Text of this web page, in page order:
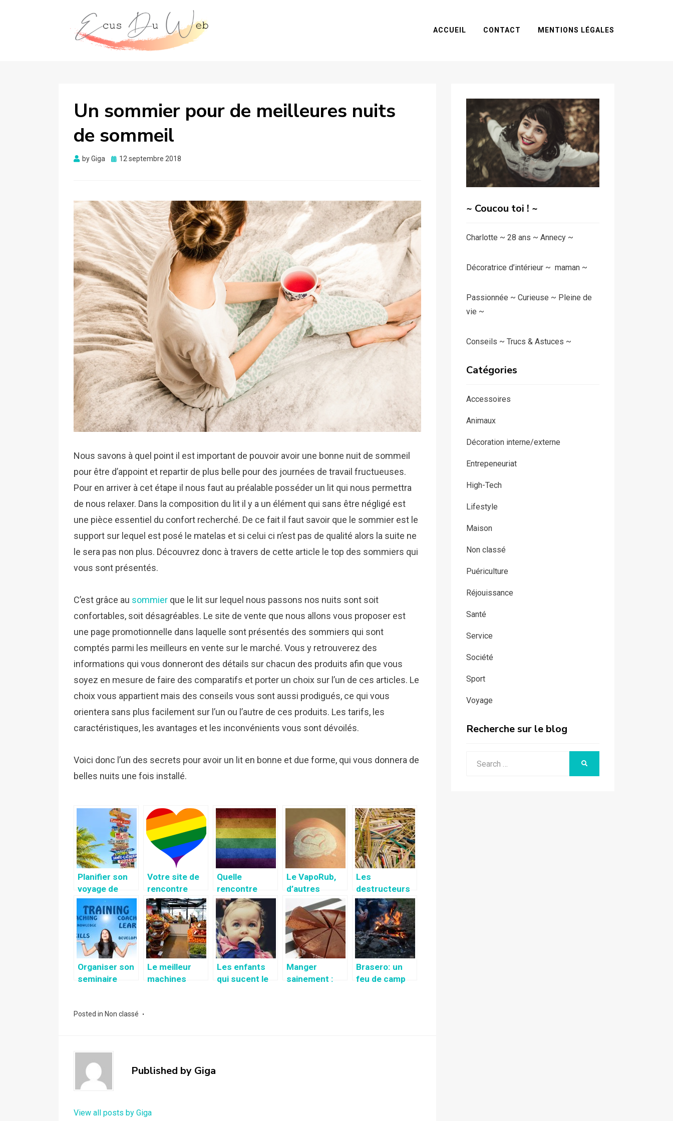
ACCUEIL CONTACT MENTIONS LÉGALES
Un sommier pour de meilleures nuits
de sommeil
byGiga
Posted
12 septembre 2018
Nous savons à quel point il est important de pouvoir avoir une bonne nuit de sommeil
pour être d’appoint et repartir de plus belle pour des journées de travail fructueuses.
Pour en arriver à cet étape il nous faut au préalable posséder un lit qui nous permettra
de nous relaxer. Dans la composition du lit il y a un élément qui sans être négligé est
une pièce essentiel du confort recherché. De ce fait il faut savoir que le sommier est le
support sur lequel est posé le matelas et si celui ci n’est pas de qualité alors la suite ne
le sera pas non plus. Découvrez donc à travers de cette article le top des sommiers qui
vous sont présentés.
C’est grâce au sommier que le lit sur lequel nous passons nos nuits sont soit
confortables, soit désagréables. Le site de vente que nous allons vous proposer est
une page promotionnelle dans laquelle sont présentés des sommiers qui sont
comptés parmi les meilleurs en vente sur le marché. Vous y retrouverez des
informations qui vous donneront des détails sur chacun des produits afin que vous
soyez en mesure de faire des comparatifs et porter un choix sur l’un de ces articles. Le
choix vous appartient mais des conseils vous sont aussi prodigués, ce qui vous
orientera sans plus facilement sur l’un ou l’autre de ces produits. Les tarifs, les
caractéristiques, les avantages et les inconvénients vous sont dévoilés.
Voici donc l’un des secrets pour avoir un lit en bonne et due forme, qui vous donnera de
belles nuits une fois installé.
Planifier son
voyage de
noces
Votre site de
rencontre
transexuelle
Quelle
rencontre
transexuelle
est faite pour
vous?
Le VapoRub,
d’autres
façons de
l’utiliser
Les
destructeurs
de documents,
des moyens
sécurisés et
fiables
Organiser son
seminaire
aller en
Le meilleur
machines
Les enfants
qui sucent le
Manger
sainement :
Brasero: un
feu de camp
Posted in Non classé
Published by Giga
View all posts by Giga
~ Coucou toi ! ~
Charlotte ~ 28 ans ~ Annecy ~
Décoratrice d’intérieur ~ maman ~
Passionnée ~ Curieuse ~ Pleine de
vie ~
Conseils ~ Trucs & Astuces ~
Catégories
Accessoires
Animaux
Décoration interne/externe
Entrepeneuriat
High-Tech
Lifestyle
Maison
Non classé
Puériculture
Réjouissance
Santé
Service
Société
Sport
Voyage
Recherche sur le blog